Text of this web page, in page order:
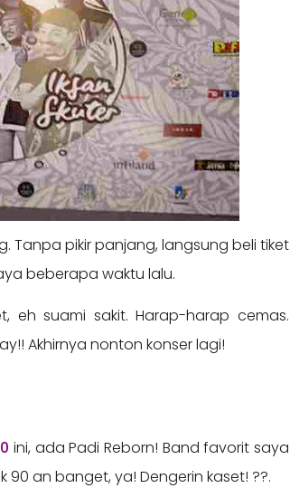
Tanpa pikir panjang, langsung beli tiket
beberapa waktu lalu.
eh suami sakit. Harap-harap cemas.
Akhirnya nonton konser lagi!
ini, ada Padi Reborn! Band favorit saya
90 an banget, ya! Dengerin kaset! ??.